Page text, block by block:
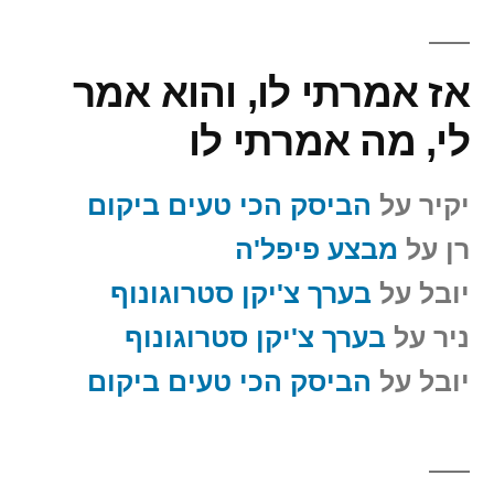
אז אמרתי לו, והוא אמר
לי, מה אמרתי לו
יקיר על הביסק הכי טעים ביקום
רן על מבצע פיפל'ה
יובל על בערך צ'יקן סטרוגונוף
ניר על בערך צ'יקן סטרוגונוף
יובל על הביסק הכי טעים ביקום